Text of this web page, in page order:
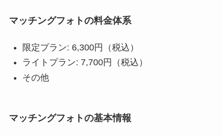
マッチングフォトの料金体系
限定プラン: 6,300円（税込）
ライトプラン: 7,700円（税込）
その他
マッチングフォトの基本情報